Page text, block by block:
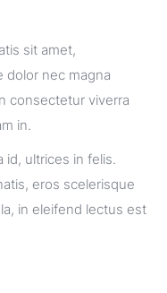
sit amet,
dolor nec magna
consectetur viverra
in.
id, ultrices in felis.
eros scelerisque
in eleifend lectus est